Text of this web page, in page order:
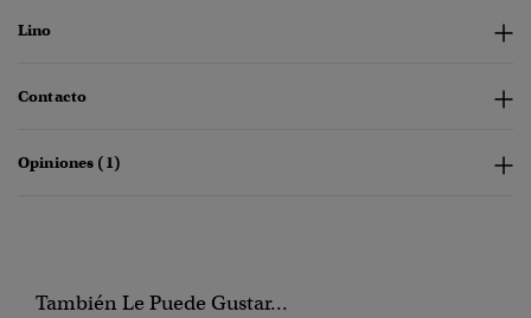
Lino
Contacto
Opiniones (1)
También Le Puede Gustar...